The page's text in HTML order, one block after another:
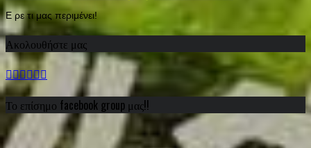
E ρε τι μας περιμένει!
Ακολουθήστε μας
Το επίσημο facebook group μας!!